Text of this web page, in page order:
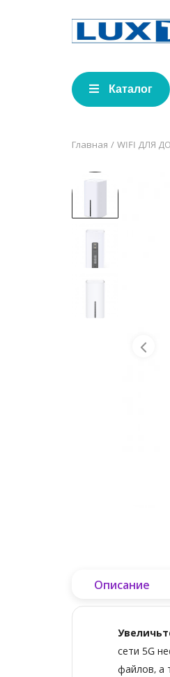
Каталог
Главная WIFI ДЛЯ
Описание
сети 5G
файлов, а